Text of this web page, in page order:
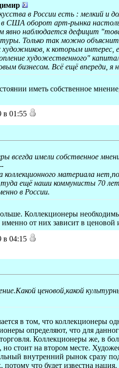
в России есть : мелкий и
США оборот арт-рынка
явно наблюдается дефицит
Только так можно
к которым интерес,
художественного"
бизнесом. Всё ещё впереди, я
иметь собственное
в 01:55
всегда имели собственное
материала
ещё наши коммунисты 70
в России.
Коллекционеры
от них зависит в
в 04:15
ценовой,какой
в том, что коллекционеры
определяют, что для
Коллекционеры же, в
стоит на втором месте.
внутренний рынок сразу
потому что будет известна